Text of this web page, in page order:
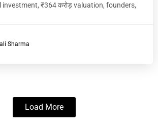
₹364 करोड़ valuation, founders,
Sharma
Load More